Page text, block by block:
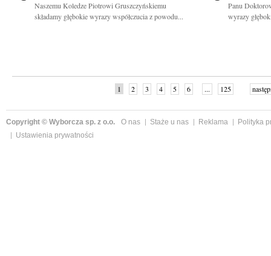
Naszemu Koledze Piotrowi Gruszczyńskiemu
składamy głębokie wyrazy współczucia z powodu...
Panu
wyrazy
1 2 3 4 5 6 ... 125
Copyright © Wyborcza sp. z o.o. O nas Staże u nas Reklama
Polityka
Ustawienia prywatności